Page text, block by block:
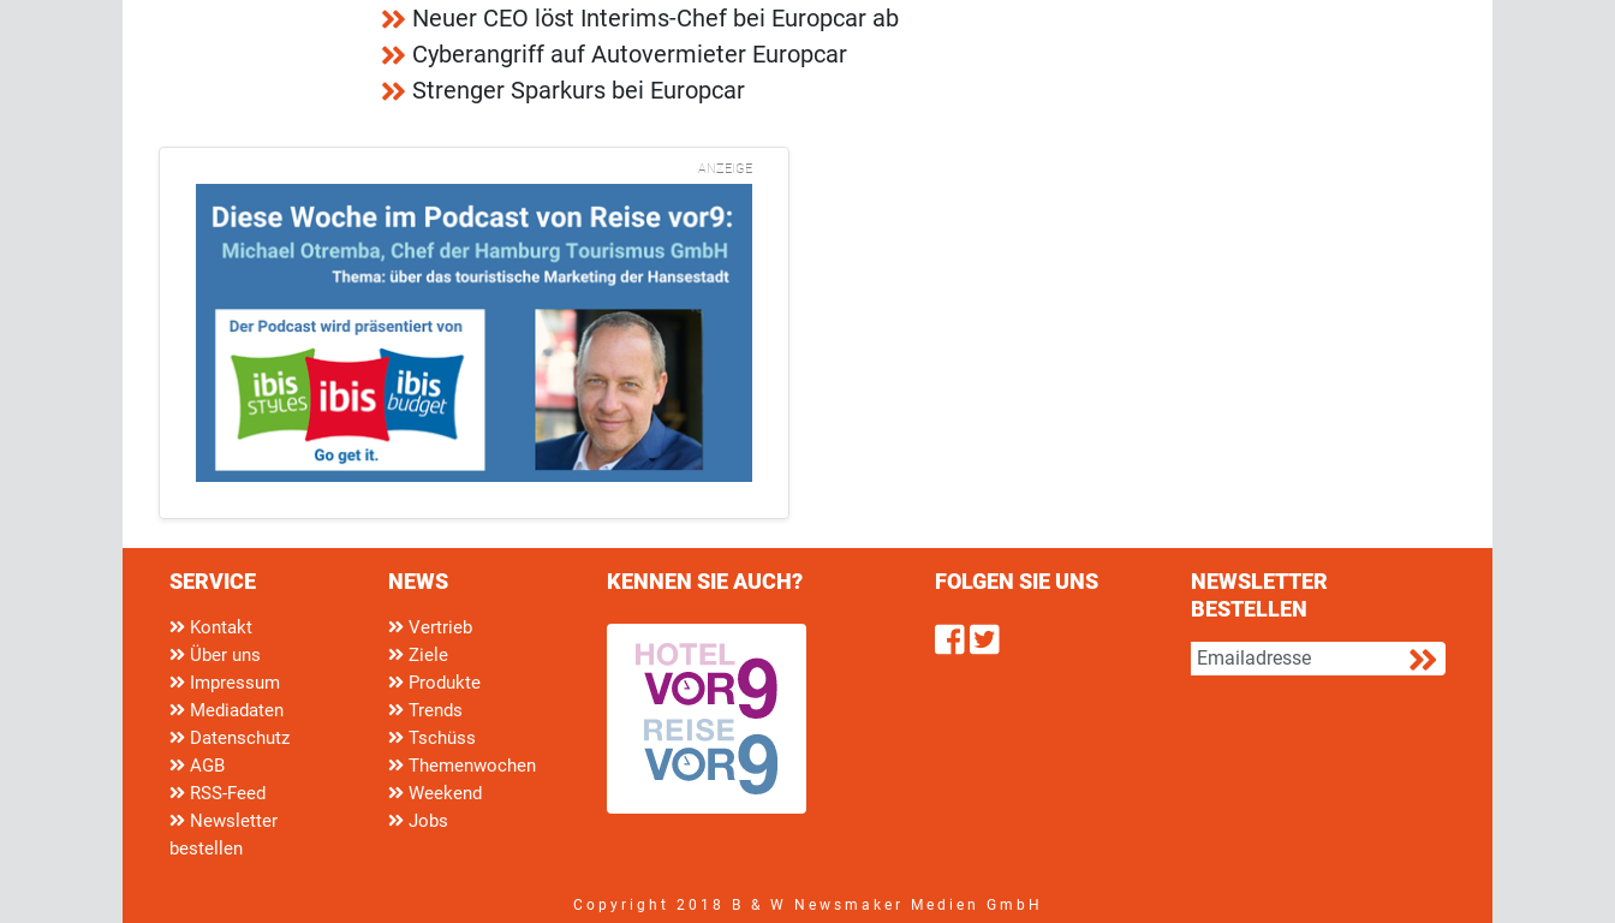
Neuer CEO löst Interims-Chef bei Europcar ab
Cyberangriff auf Autovermieter Europcar
Strenger Sparkurs bei Europcar
ANZEIGE
SERVICE
Kontakt
Über uns
Impressum
Mediadaten
Datenschutz
AGB
RSS-Feed
Newsletter
bestellen
NEWS
Vertrieb
Ziele
Produkte
Trends
Tschüss
Themenwochen
Weekend
Jobs
KENNEN SIE AUCH? FOLGEN SIE UNS
Find us on Facebook
Follow us on Twitter
NEWSLETTER
BESTELLEN
Copyright 2018 B & W Newsmaker Medien GmbH